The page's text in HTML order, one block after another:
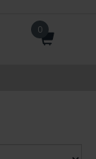
0